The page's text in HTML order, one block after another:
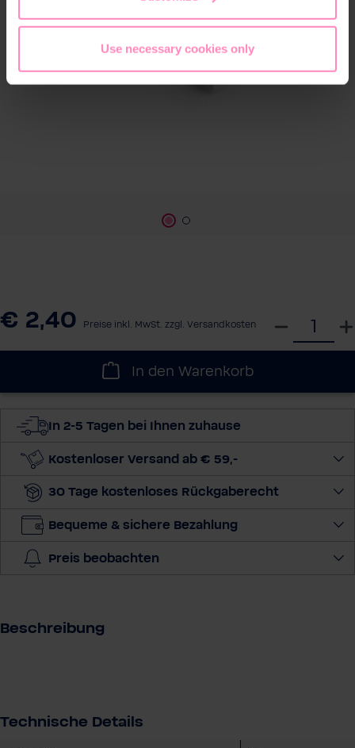
Use necessary cookies only
€ 2,40 Preise inkl. MwSt. zzgl. Versandkosten
W
e
e
g
In den Warenkorb
In 2-5 Tagen bei Ihnen zuhause
Kostenloser Versand ab € 59,-
30 Tage kostenloses Rückgaberecht
Bequeme & sichere Bezahlung
Preis beobachten
Beschreibung
Technische Details